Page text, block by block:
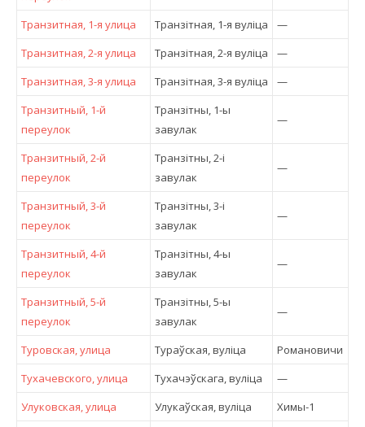
Транзитная, 1-я улица Транзітная, 1-я вулiца
—
Транзитная, 2-я улица
Транзітная, 2-я вулiца
—
Транзитная, 3-я улица
Транзітная, 3-я вулiца
—
Транзитный, 1-й
переулок
Транзітны, 1-ы
завулак
—
Транзитный, 2-й
переулок
Транзітны, 2-і
завулак
—
Транзитный, 3-й
переулок
Транзітны, 3-і
завулак
—
Транзитный, 4-й
переулок
Транзітны, 4-ы
завулак
—
Транзитный, 5-й
переулок
Транзітны, 5-ы
завулак
—
Туровская, улица Тураўская, вулiца
Романовичи
Тухачевского, улица
Тухачэўскага, вулiца
—
Улуковская, улица
Улукаўская, вулiца
Химы-1